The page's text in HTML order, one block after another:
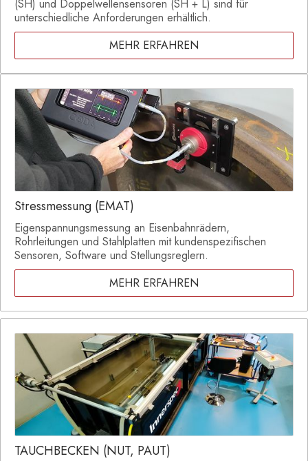
(SH) und Doppelwellensensoren (SH + L) sind für
unterschiedliche Anforderungen erhältlich.
MEHR ERFAHREN
Stressmessung (EMAT)
Eigenspannungsmessung an Eisenbahnrädern,
Rohrleitungen und Stahlplatten mit kundenspezifischen
Sensoren, Software und Stellungsreglern.
MEHR ERFAHREN
TAUCHBECKEN (NUT, PAUT)